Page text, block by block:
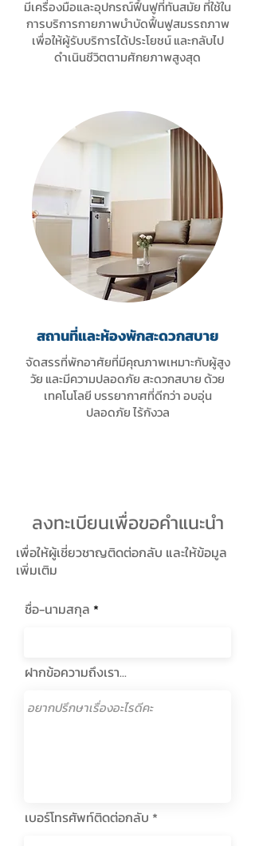
มีเครื่องมือและอุปกรณ์ฟื้นฟูที่ทันสมัย ที่ใช้ใน
การบริการกายภาพบำบัดฟื้นฟูสมรรถภาพ
เพื่อให้ผู้รับบริการได้ประโยชน์ และกลับไป
ดำเนินชีวิตตามศักยภาพสูงสุด
สถานที่และห้องพักสะดวกสบาย
จัดสรรที่พักอาศัยที่มีคุณภาพเหมาะกับผู้สูง
วัย และมีความปลอดภัย สะดวกสบาย ด้วย
เทคโนโลยี บรรยากาศที่ดีกว่า อบอุ่น
ปลอดภัย ไร้กังวล
ลงทะเบียนเพื่อขอคำแนะนำ
เพื่อให้ผู้เชี่ยวชาญติดต่อกลับ และให้ข้อมูล
เพิ่มเติม
ชื่อ-นามสกุล
ฝากข้อความถึงเรา...
เบอร์โทรศัพท์ติดต่อกลับ